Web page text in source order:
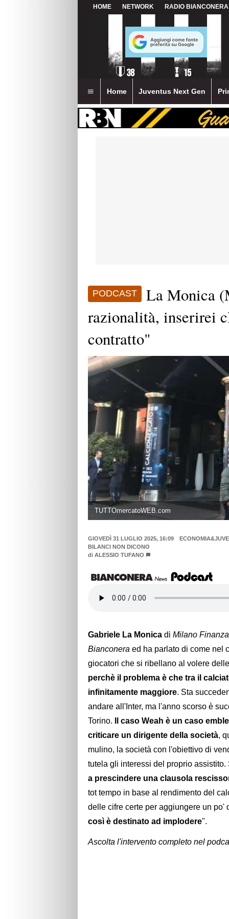
HOME NETWORK RADIO BIANCONERA
Home Juventus Next Gen
PODCAST
La Monica
razionalità, inserirei
contratto"
TUTTOmercatoWEB.com
GIOVEDÌ 31 LUGLIO 2025, 16:09
BILANCI NON DICONO
di ALESSIO TUFANO
Gabriele La Monica di Milano Finanza
Bianconera ed ha parlato di come nel
giocatori che si ribellano al volere
perchè il problema è che tra il
infinitamente maggiore. Sta
andare all'Inter, ma l'anno scorso è
Torino.
Il caso Weah è un caso
criticare un dirigente della società,
mulino, la società con l'obiettivo di
tutela gli interessi del proprio assistito.
a prescindere una clausola
tot tempo in base al rendimento del
delle cifre certe per aggiungere un po'
così è destinato ad implodere".
Ascolta l'intervento completo nel